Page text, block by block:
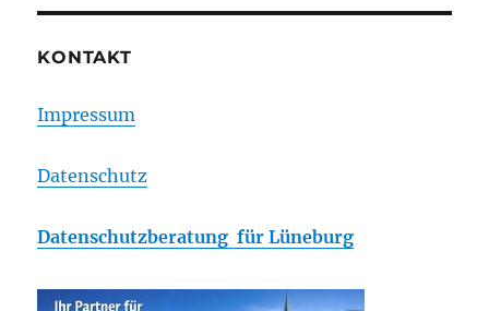
KONTAKT
Impressum
Datenschutz
Datenschutzberatung für Lüneburg